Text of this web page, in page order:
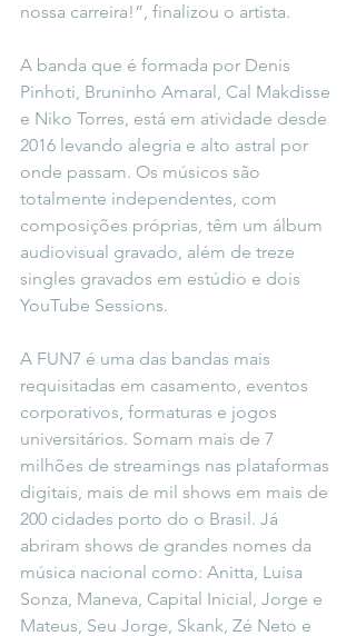
nossa carreira!”, finalizou o artista.
A banda que é formada por Denis
Pinhoti, Bruninho Amaral, Cal Makdisse
e Niko Torres, está em atividade desde
2016 levando alegria e alto astral por
onde passam. Os músicos são
totalmente independentes, com
composições próprias, têm um álbum
audiovisual gravado, além de treze
singles gravados em estúdio e dois
YouTube Sessions.
A FUN7 é uma das bandas mais
requisitadas em casamento, eventos
corporativos, formaturas e jogos
universitários. Somam mais de 7
milhões de streamings nas plataformas
digitais, mais de mil shows em mais de
200 cidades porto do o Brasil. Já
abriram shows de grandes nomes da
música nacional como: Anitta, Luisa
Sonza, Maneva, Capital Inicial, Jorge e
Mateus, Seu Jorge, Skank, Zé Neto e